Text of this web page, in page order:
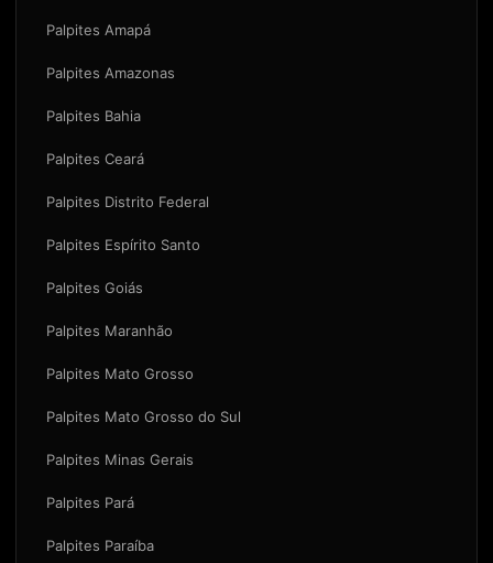
Palpites Amapá
Palpites Amazonas
Palpites Bahia
Palpites Ceará
Palpites Distrito Federal
Palpites Espírito Santo
Palpites Goiás
Palpites Maranhão
Palpites Mato Grosso
Palpites Mato Grosso do Sul
Palpites Minas Gerais
Palpites Pará
Palpites Paraíba